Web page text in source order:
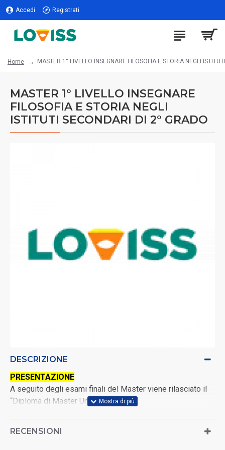
Accedi Registrati
Home MASTER 1° LIVELLO INSEGNARE FILOSOFIA E STORIA NEGLI
MASTER 1° LIVELLO INSEGNARE
FILOSOFIA E STORIA NEGLI
ISTITUTI SECONDARI DI 2° GRADO
DESCRIZIONE
PRESENTAZIONE
A seguito degli esami finali del Master viene rilasciato il
“Diploma di Master Universitario
di1500 ore e60 CFU
RECENSIONI